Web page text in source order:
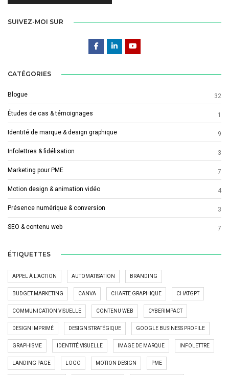
SUIVEZ-MOI SUR
CATÉGORIES
Blogue 32
Études de cas & témoignages 1
Identité de marque & design graphique 9
Infolettres & fidélisation 3
Marketing pour PME 7
Motion design & animation vidéo 4
Présence numérique & conversion 3
SEO & contenu web 7
ÉTIQUETTES
APPEL À L'ACTION AUTOMATISATION BRANDING
BUDGET MARKETING CANVA CHARTE GRAPHIQUE CHATGPT
COMMUNICATION VISUELLE CONTENU WEB CYBERIMPACT
DESIGN IMPRIMÉ DESIGN STRATÉGIQUE GOOGLE BUSINESS PROFILE
GRAPHISME IDENTITÉ VISUELLE IMAGE DE MARQUE INFOLETTRE
LANDING PAGE LOGO MOTION DESIGN PME